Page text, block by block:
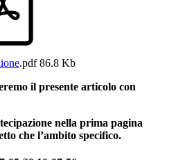
.pdf86.8 Kb
il presente articolo con
nella prima pagina
che l’ambito specifico.